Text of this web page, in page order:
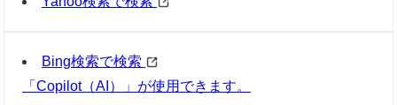
Bing検索で検索
「Copilot（AI）」が使用できます。